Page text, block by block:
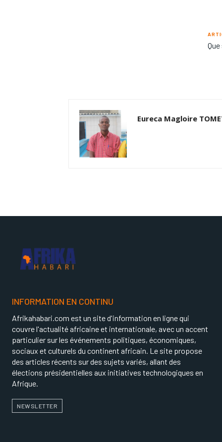
Eureca Magloire
INFORMATION EN CONTINU
Afrikahabari.com est un site d'information en ligne qui
couvre l'actualité africaine et internationale, avec un accent
particulier sur les événements politiques, économiques,
sociaux et culturels du continent africain. Le site propose
des articles récents sur des sujets variés, allant des
élections présidentielles aux initiatives technologiques en
Afrique.
NEWSLETTER